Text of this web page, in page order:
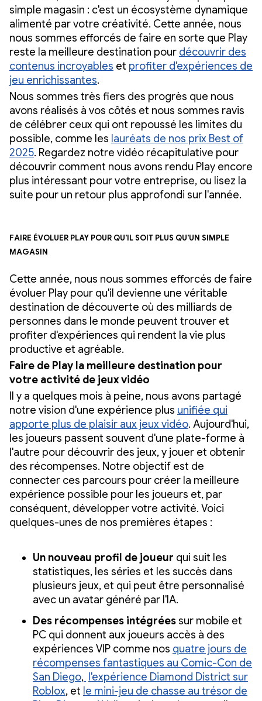
simple magasin : c'est un écosystème dynamique
alimenté par votre créativité. Cette année, nous
nous sommes efforcés de faire en sorte que Play
reste la meilleure destination pour découvrir des
contenus incroyables et profiter d'expériences de
jeu enrichissantes.
Nous sommes très fiers des progrès que nous
avons réalisés à vos côtés et nous sommes ravis
de célébrer ceux qui ont repoussé les limites du
possible, comme les lauréats de nos prix Best of
2025. Regardez notre vidéo récapitulative pour
découvrir comment nous avons rendu Play encore
plus intéressant pour votre entreprise, ou lisez la
suite pour un retour plus approfondi sur l'année.
Faire évoluer Play pour qu'il soit plus qu'un simple
magasin
Cette année, nous nous sommes efforcés de faire
évoluer Play pour qu'il devienne une véritable
destination de découverte où des milliards de
personnes dans le monde peuvent trouver et
profiter d'expériences qui rendent la vie plus
productive et agréable.
Faire de Play la meilleure destination pour
votre activité de jeux vidéo
Il y a quelques mois à peine, nous avons partagé
notre vision d'une expérience plus unifiée qui
apporte plus de plaisir aux jeux vidéo. Aujourd'hui,
les joueurs passent souvent d'une plate-forme à
l'autre pour découvrir des jeux, y jouer et obtenir
des récompenses. Notre objectif est de
connecter ces parcours pour créer la meilleure
expérience possible pour les joueurs et, par
conséquent, développer votre activité. Voici
quelques-unes de nos premières étapes :
Un nouveau profil de joueur qui suit les
statistiques, les séries et les succès dans
plusieurs jeux, et qui peut être personnalisé
avec un avatar généré par l'IA.
Des récompenses intégréessur mobile et
PC qui donnent aux joueurs accès à des
expériences VIP comme nos quatre jours de
récompenses fantastiques au Comic-Con de
San Diego, l'expérience Diamond District sur
Roblox, et le mini-jeu de chasse au trésor de